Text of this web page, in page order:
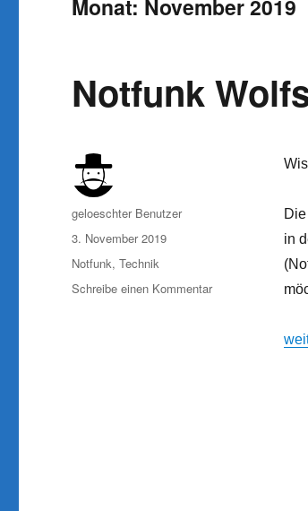
Monat: November 2019
Notfunk
in
Autor
geloeschter Benutzer
Veröffentlicht
am
3. November 2019
Kategorien
Notfunk,Technik
Schreibe einen Kommentarzu